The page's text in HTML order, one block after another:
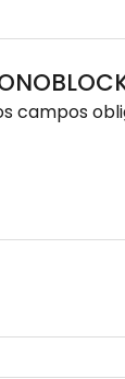
campos